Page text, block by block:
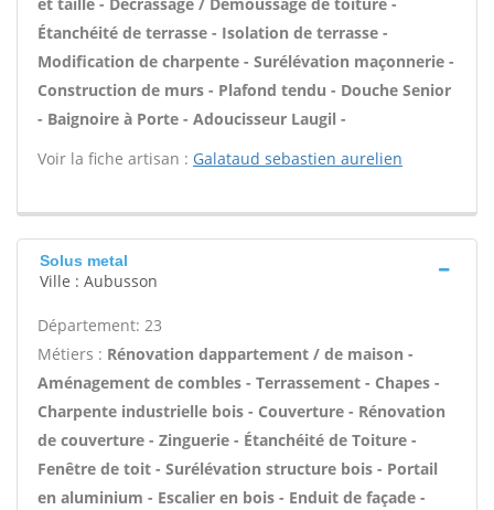
Étanchéité de terrasse - Isolation de terrasse -
Modification de charpente - Surélévation maçonnerie -
Construction de murs - Plafond tendu - Douche Senior
- Baignoire à Porte - Adoucisseur Laugil -
Voir la fiche artisan : Galataud sebastien aurelien
Solus metal
Ville : Aubusson
Département: 23
Métiers : Rénovation dappartement / de maison -
Aménagement de combles - Terrassement - Chapes -
Charpente industrielle bois - Couverture - Rénovation
de couverture - Zinguerie - Étanchéité de Toiture -
Fenêtre de toit - Surélévation structure bois - Portail
en aluminium - Escalier en bois - Enduit de façade -